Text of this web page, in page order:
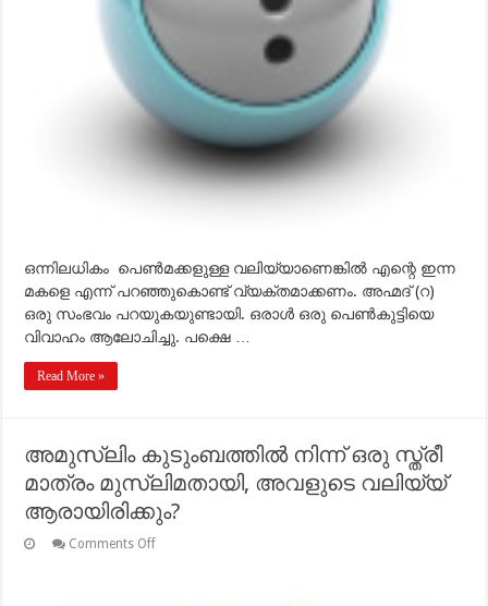
ഒന്നിലധികം പെണ്‍മക്കളുള്ള വലിയ്യാണെങ്കില്‍ എന്റെ ഇന്ന
മകളെ എന്ന് പറഞ്ഞുകൊണ്ട് വ്യക്തമാക്കണം. അഹ്മദ് (റ)
ഒരു സംഭവം പറയുകയുണ്ടായി. ഒരാള്‍ ഒരു പെണ്‍കുട്ടിയെ
വിവാഹം ആലോചിച്ചു. പക്ഷെ …
Read More »
അമുസ്ലിം കുടുംബത്തില്‍ നിന്ന് ഒരു സ്ത്രീ
മാത്രം മുസ്ലിമതായി, അവളുടെ വലിയ്യ്
ആരായിരിക്കും?
Comments Offon